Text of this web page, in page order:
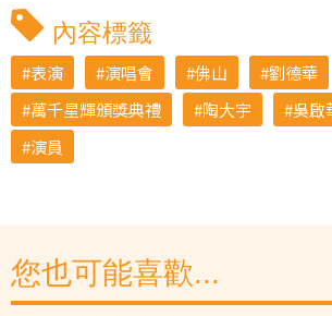
內容標籤
表演 演唱會 佛山
劉德華
萬千星輝頒獎典禮
陶大宇 吳啟
演員
您也可能喜歡...